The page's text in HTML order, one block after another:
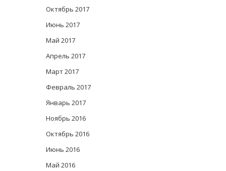
Октябрь 2017
Июнь 2017
Май 2017
Апрель 2017
Март 2017
Февраль 2017
Январь 2017
Ноябрь 2016
Октябрь 2016
Июнь 2016
Май 2016